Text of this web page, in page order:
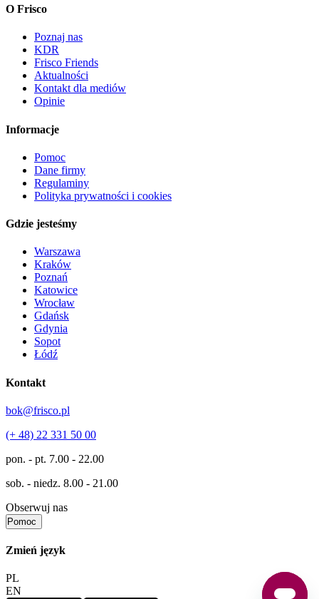
O Frisco
Poznaj nas
KDR
Frisco Friends
Aktualności
Kontakt dla mediów
Opinie
Informacje
Pomoc
Dane firmy
Regulaminy
Polityka prywatności i cookies
Gdzie jesteśmy
Warszawa
Kraków
Poznań
Katowice
Wrocław
Gdańsk
Gdynia
Sopot
Łódź
Kontakt
bok@frisco.pl
(+ 48) 22 331 50 00
pon. - pt. 7.00 - 22.00
sob. - niedz. 8.00 - 21.00
Obserwuj nas
Pomoc
Zmień język
PL
EN